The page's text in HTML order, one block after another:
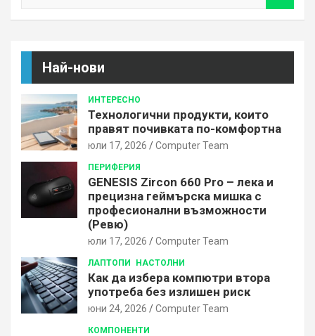
Най-нови
ИНТЕРЕСНО
Технологични продукти, които
правят почивката по-комфортна
юли 17, 2026 Computer Team
ПЕРИФЕРИЯ
GENESIS Zircon 660 Pro – лека и
прецизна геймърска мишка с
професионални възможности
(Ревю)
юли 17, 2026 Computer Team
ЛАПТОПИ НАСТОЛНИ
Как да избера компютри втора
употреба без излишен риск
юни 24, 2026 Computer Team
КОМПОНЕНТИ